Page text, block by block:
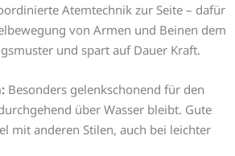
Atemtechnik zur Seite – dafür
von Armen und Beinen dem
und spart auf Dauer Kraft.
Besonders gelenkschonend für den
über Wasser bleibt. Gute
mit anderen Stilen, auch bei leichter